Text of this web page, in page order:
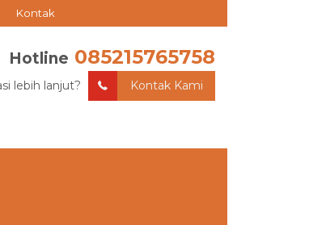
Kontak
Hotline 085215765758
lebih lanjut? Kontak Kami